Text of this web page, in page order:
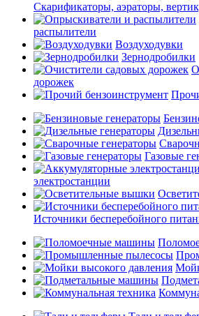
Скарификаторы, аэраторы,
распылители
Воздуходувки
Зернодробилки
дорожек
Газовые
электростанции
Источники бесперебойного